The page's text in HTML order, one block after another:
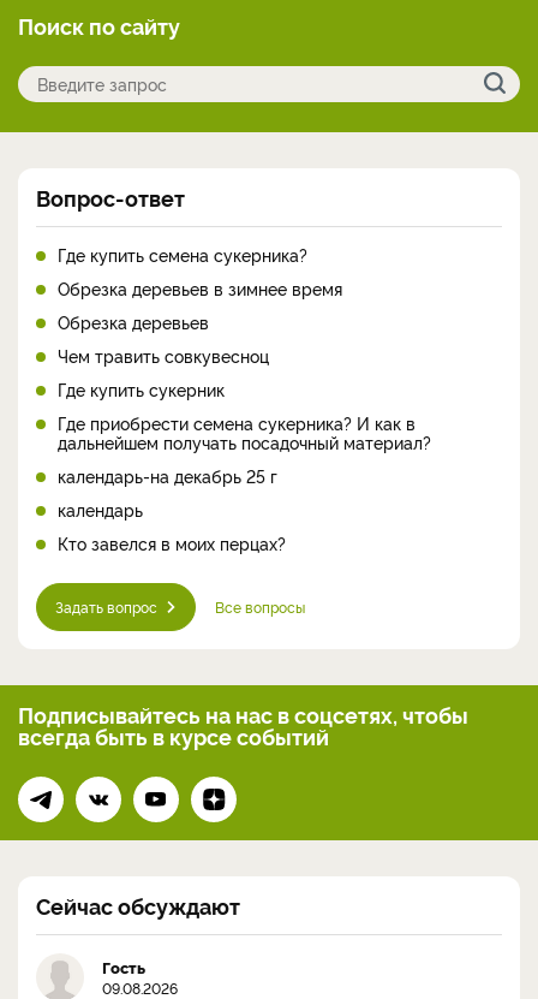
Поиск по сайту
Вопрос-ответ
Где купить семена сукерника?
Обрезка деревьев в зимнее время
Обрезка деревьев
Чем травить совкувесноц
Где купить сукерник
Где приобрести семена сукерника? И как в
дальнейшем получать посадочный материал?
календарь-на декабрь 25 г
календарь
Кто завелся в моих перцах?
Задать вопрос Все вопросы
Подписывайтесь на нас в соцсетях, чтобы
всегдабыть в курсе событий
Сейчас обсуждают
Гость
09.08.2026